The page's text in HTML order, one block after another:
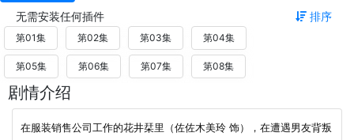
无需安装任何插件 排序
第01集 第02集 第03集 第04集
第05集 第06集 第07集 第08集
剧情介绍
在服装销售公司工作的花井栞里（佐佐木美玲 饰），在遭遇男友背叛